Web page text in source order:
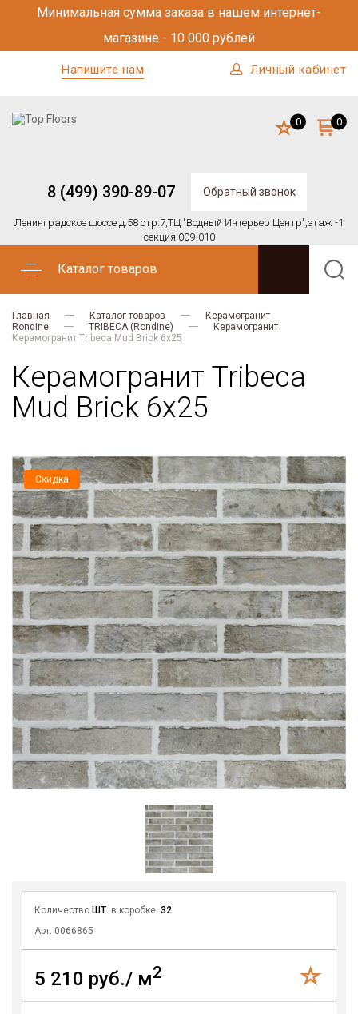
Минимальная сумма заказа в нашем интернет-
магазине - 10 000 рублей
Напишите нам Личный кабинет
8 (499) 390-89-07 Обратный звонок
Ленинградское шоссе д.58 стр.7,ТЦ "Водный Интерьер Центр",этаж -1
секция 009-010
0 0
Каталог товаров
Главная Каталог товаров
Керамогранит
Rondine
TRIBECA (Rondine)
Керамогранит
Керамогранит Tribeca Mud Brick 6x25
Керамогранит Tribeca
Mud Brick 6x25
Скидка
Количество ШТ . в коробке: 32
Арт. 0066865
5 210 руб./ м2